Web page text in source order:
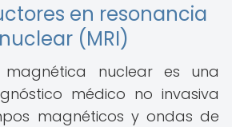
en resonancia
(MRI)
magnética nuclear es una
médico no invasiva
magnéticos y ondas de